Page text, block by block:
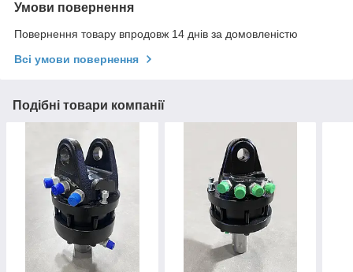
Умови повернення
Повернення товару впродовж 14 днів за домовленістю
Всі умови повернення
Подібні товари компанії